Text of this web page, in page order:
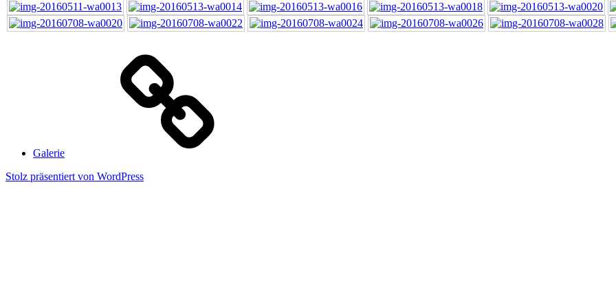
Galerie
Stolz präsentiert von WordPress